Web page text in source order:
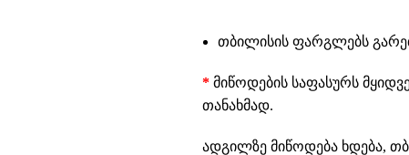
თბილისის ფარგლებს
* მიწოდების საფასურს
თანახმად.
ადგილზე მიწოდება ხდება,